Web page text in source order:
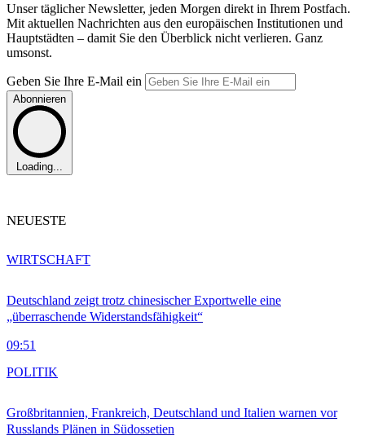
Unser täglicher Newsletter, jeden Morgen direkt in Ihrem Postfach.
Mit aktuellen Nachrichten aus den europäischen Institutionen und
Hauptstädten – damit Sie den Überblick nicht verlieren. Ganz
umsonst.
Geben Sie Ihre E-Mail ein
Abonnieren
Loading...
NEUESTE
Deutschland zeigt trotz chinesischer Exportwelle eine
„überraschende Widerstandsfähigkeit“
09:51
WIRTSCHAFT
Großbritannien, Frankreich, Deutschland und Italien warnen vor
Russlands Plänen in Südossetien
POLITIK